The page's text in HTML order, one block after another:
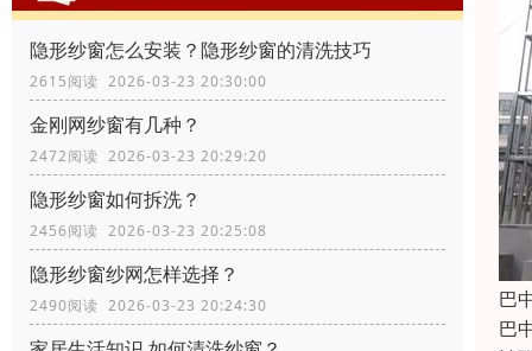
隐形纱窗怎么安装？隐形纱窗的清洗技巧
2615阅读 2026-03-23 20:30:00
金刚网纱窗有几种？
2472阅读 2026-03-23 20:29:20
隐形纱窗如何拆洗？
2456阅读 2026-03-23 20:25:08
隐形纱窗纱网怎样选择？
2490阅读 2026-03-23 20:24:30
巴
巴